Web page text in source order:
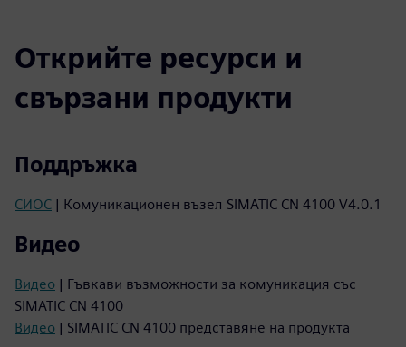
Открийте ресурси и
свързани продукти
Поддръжка
СИОС | Комуникационен възел SIMATIC CN 4100 V4.0.1
Видео
Видео | Гъвкави възможности за комуникация със
SIMATIC CN 4100
Видео | SIMATIC CN 4100 представяне на продукта